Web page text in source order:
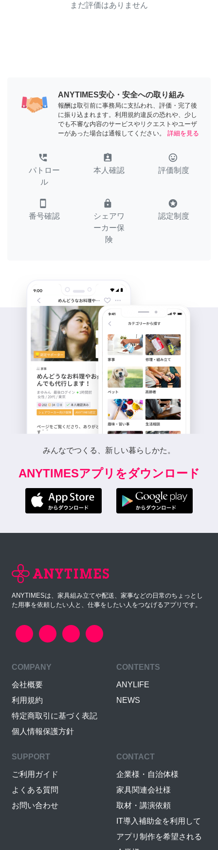
まだ評価はありません
ANYTIMES安心・安全への取り組み
報酬は取引前に事務局に支払われ、評価・完了後
に振り込まれます。利用規約違反の恐れや、少し
でも不審な内容のサービスやリクエストやユーザ
ーがあった場合は通報してください。
詳細を見る
perm_phone_msg
パトロー
ル
assignment_ind
本人確認
tag_faces
評価制度
smartphone
番号確認
lock
シェアワ
ーカー保
険
stars
認定制度
みんなでつくる、新しい暮らしかた。
ANYTIMESアプリをダウンロード
ANYTIMESは、家具組み立てや配送、家事などの日常のちょっとし
た用事を依頼したい人と、仕事をしたい人をつなげるアプリです。
COMPANY
会社概要
利用規約
特定商取引に基づく表記
個人情報保護方針
CONTENTS
ANYLIFE
NEWS
SUPPORT
ご利用ガイド
よくある質問
お問い合わせ
CONTACT
企業様・自治体様
家具関連会社様
取材・講演依頼
IT導入補助金を利用して
アプリ制作を希望される